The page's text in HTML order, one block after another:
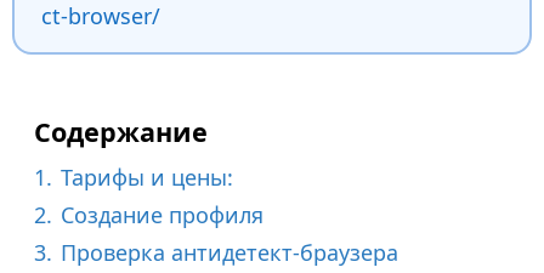
ct-browser/
Содержание
1. Тарифы и цены:
2. Создание профиля
3. Проверка антидетект-браузера